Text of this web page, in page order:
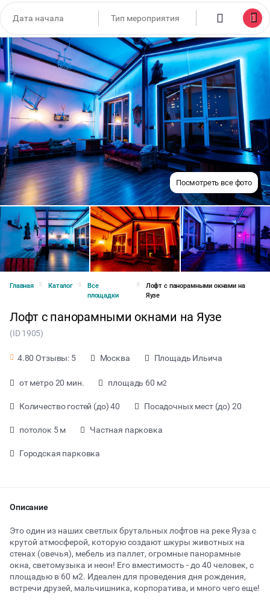
Посмотреть все фото
Главная Каталог
Все
площадки
Лофт с панорамными окнами на
Яузе
Лофт с панорамными окнами на Яузе
(ID 1905)
4.80 Отзывы: 5 Москва Площадь Ильича
от метро 20 мин. площадь 60 м2
Количество гостей (до) 40 Посадочных мест (до) 20
потолок 5 м Частная парковка
Городская парковка
Описание
Это один из наших светлых брутальных лофтов на реке Яуза с
крутой атмосферой, которую создают шкуры животных на
стенах (овечья), мебель из паллет, огромные панорамные
окна, светомузыка и неон! Его вместимость - до 40 человек, с
площадью в 60 м2. Идеален для проведения дня рождения,
встречи друзей, мальчишника, корпоратива, и много чего еще!
от 1000 ₽ за час
Тип мероприятия
ВЕЧЕРИНКИ
Начало Окончание